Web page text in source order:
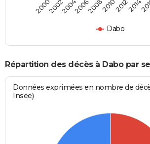
Dabo
20002002200420062008201020122014
Répartition des décès à Dabo par
Données exprimées en nombre de
Insee)